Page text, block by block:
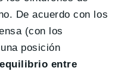
De acuerdo con los
(con los
posición
entre